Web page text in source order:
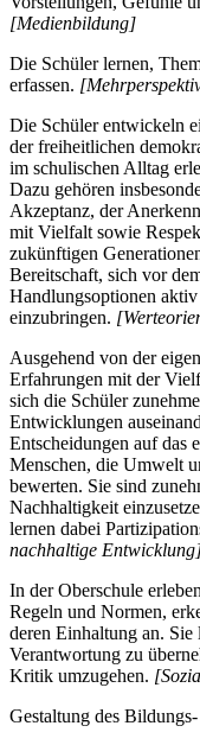
[Medienbildung]
Die Schüler lernen,
erfassen.
Die Schüler entwickeln
der freiheitlichen
im schulischen Alltag
Dazu gehören
Akzeptanz, der
mit Vielfalt sowie
zukünftigen
Bereitschaft, sich vor
Handlungsoptionen
einzubringen.
Ausgehend von der
Erfahrungen mit der
sich die Schüler
Entwicklungen
Entscheidungen auf das
Menschen, die Umwelt
bewerten. Sie sind
Nachhaltigkeit
lernen dabei
nachhaltige
In der Oberschule
Regeln und Normen,
deren Einhaltung an. Sie
Verantwortung zu
Kritik umzugehen.
Gestaltung des